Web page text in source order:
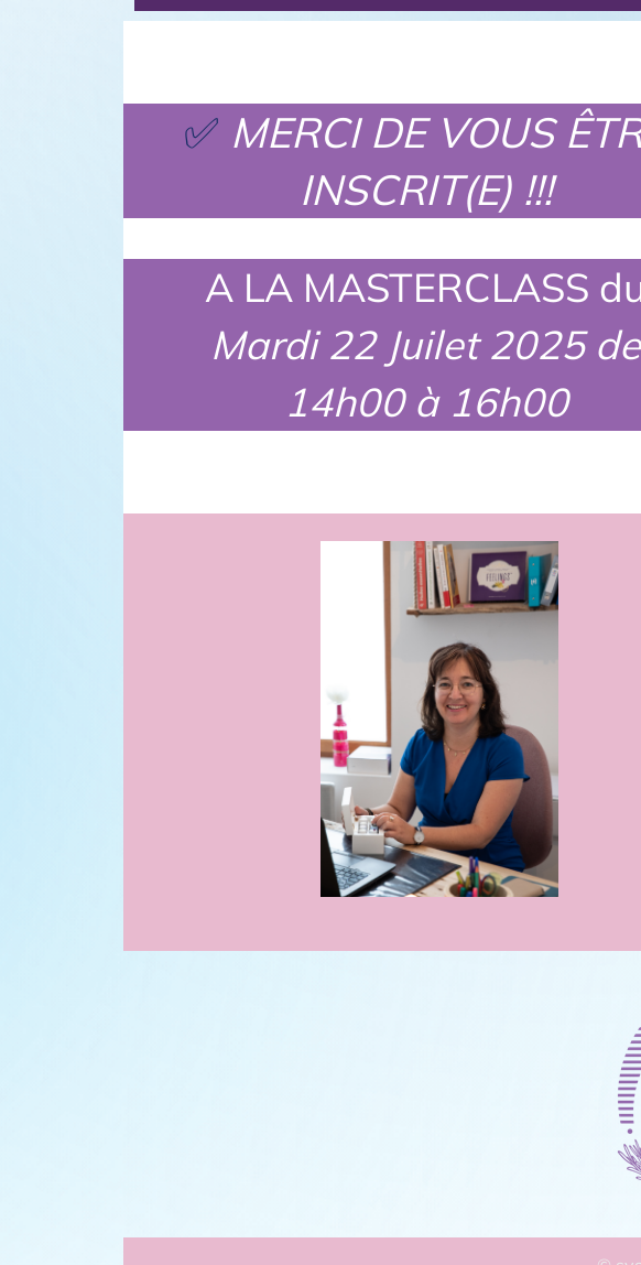
✅ MERCI DE VOUS
INSCRIT(E) !!!
A LA MASTERCLASS
Mardi 22 Juilet 2025 de
14h00 à 16h00